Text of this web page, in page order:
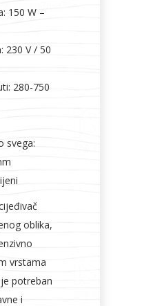
150 W –
230 V / 50
280-750
svega:
oblika,
vrstama
potreban
i